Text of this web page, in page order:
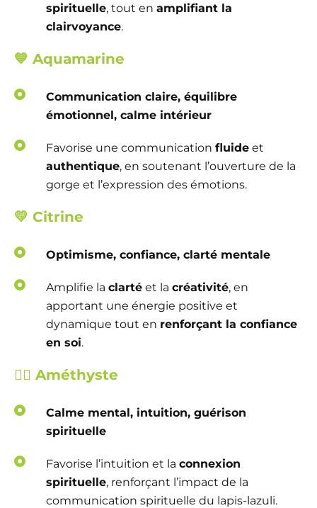
spirituelle, tout en amplifiant la
clairvoyance.
💙 Aquamarine
Communication claire, équilibre
émotionnel, calme intérieur
Favorise une communication fluide et
authentique, en soutenant l’ouverture de la
gorge et l’expression des émotions.
💛 Citrine
Optimisme, confiance, clarté mentale
Amplifie la clarté et la créativité, en
apportant une énergie positive et
dynamique tout en renforçant la confiance
en soi.
🧘‍♀️ Améthyste
Calme mental, intuition, guérison
spirituelle
Favorise l’intuition et la connexion
spirituelle, renforçant l’impact de la
communication spirituelle du lapis-lazuli.